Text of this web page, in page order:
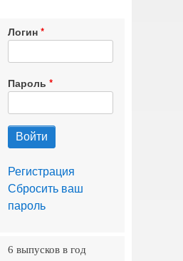
Логин
Пароль
Регистрация
Сбросить ваш
пароль
6 выпусков в год